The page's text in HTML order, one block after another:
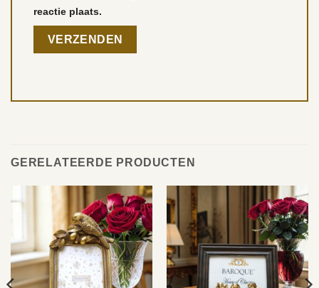
reactie plaats.
GERELATEERDE PRODUCTEN